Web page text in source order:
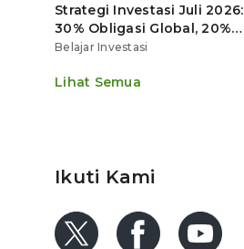
Strategi Investasi Juli 2026:
30% Obligasi Global, 20%
Emas, Saham Ekspor Jadi
Belajar Investasi
Lihat Semua
Ikuti Kami